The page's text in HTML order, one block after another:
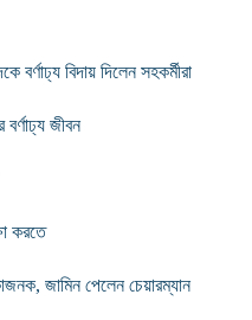
বিদায় দিলেন সহকর্মীরা
জীবন
করতে
জামিন পেলেন চেয়ারম্যান